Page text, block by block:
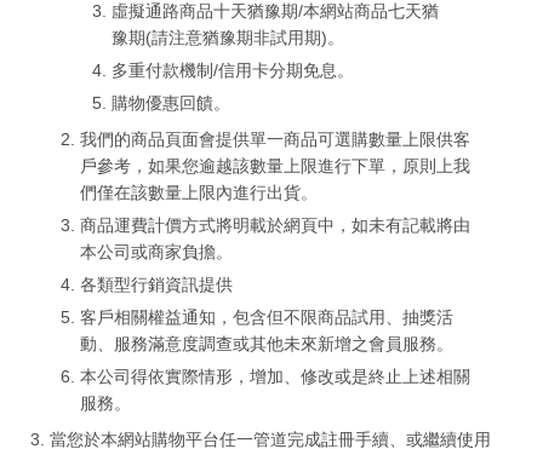
虛擬通路商品十天猶豫期/本網站商品七天猶
豫期(請注意猶豫期非試用期)。
多重付款機制/信用卡分期免息。
購物優惠回饋。
我們的商品頁面會提供單一商品可選購數量上限供客
戶參考，如果您逾越該數量上限進行下單，原則上我
們僅在該數量上限內進行出貨。
商品運費計價方式將明載於網頁中，如未有記載將由
本公司或商家負擔。
各類型行銷資訊提供
客戶相關權益通知，包含但不限商品試用、抽獎活
動、服務滿意度調查或其他未來新增之會員服務。
本公司得依實際情形，增加、修改或是終止上述相關
服務。
當您於本網站購物平台任一管道完成註冊手續、或繼續使用